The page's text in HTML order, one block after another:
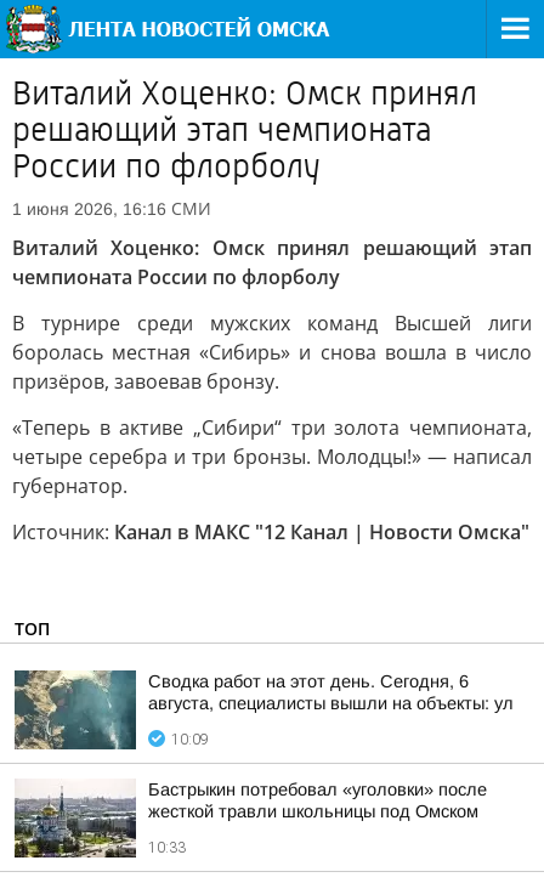
Виталий Хоценко: Омск принял
решающий этап чемпионата
России по флорболу
1 июня 2026, 16:16 СМИ
Виталий Хоценко: Омск принял решающий этап
чемпионата России по флорболу
В турнире среди мужских команд Высшей лиги
боролась местная «Сибирь» и снова вошла в число
призёров, завоевав бронзу.
«Теперь в активе „Сибири“ три золота чемпионата,
четыре серебра и три бронзы. Молодцы!» — написал
губернатор.
Источник: Канал в МАКС "12 Канал | Новости Омска"
ТОП
Сводка работ на этот день. Сегодня, 6
августа, специалисты вышли на объекты: ул
10:09
Бастрыкин потребовал «уголовки» после
жесткой травли школьницы под Омском
10:33